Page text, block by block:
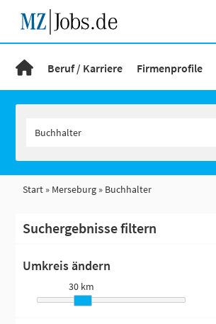
Beruf / Karriere Firmenprofile
Start Merseburg Buchhalter
Suchergebnisse filtern
Umkreis ändern
30 km